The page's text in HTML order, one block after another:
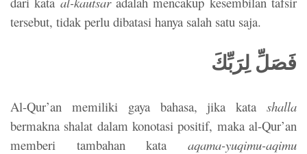
tersebut, tidak perlu dibatasi hanya salah satu saja.
فَصَلِّ لِرَبِّكَ
Al-Qur’an memiliki gaya bahasa, jika kata shalla
bermakna shalat dalam konotasi positif, maka al-Qur’an
memberi tambahan kata aqama-yuqimu-aqimu